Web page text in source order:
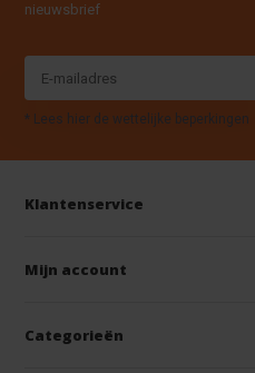
nieuwsbrief
* Lees hier de wettelijke beperkingen
Klantenservice
Mijn account
Categorieën